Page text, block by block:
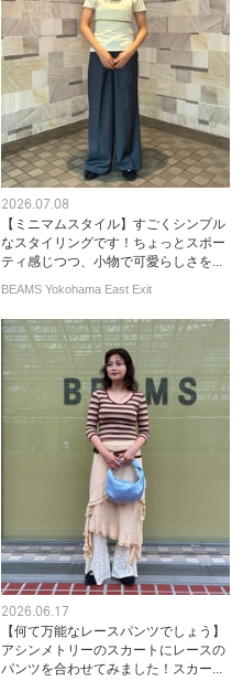
2026.07.08
【ミニマムスタイル】すごくシンプル
なスタイリングです！ちょっとスポー
ティ感じつつ、小物で可愛らしさを...
BEAMS Yokohama East Exit
2026.06.17
【何て万能なレースパンツでしょう】
アシンメトリーのスカートにレースの
パンツを合わせてみました！スカー...